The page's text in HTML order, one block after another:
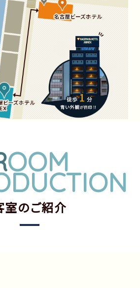
OOM
室のご紹介